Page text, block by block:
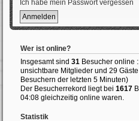
Ich habe mein Passwort vergessen
Wer ist online?
Insgesamt sind 31 Besucher online
unsichtbare Mitglieder und 29
Besuchern der letzten 5 Minuten)
Der Besucherrekord liegt bei 1617
04:08 gleichzeitig online waren.
Statistik